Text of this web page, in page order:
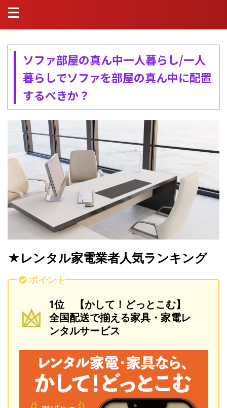
ソファ部屋の真ん中一人暮らし/一人
暮らしでソファを部屋の真ん中に配置
するべきか？
★レンタル家電業者人気ランキング
ポイント
1位 【かして！どっとこむ】
全国配送で揃える家具・家電レ
ンタルサービス